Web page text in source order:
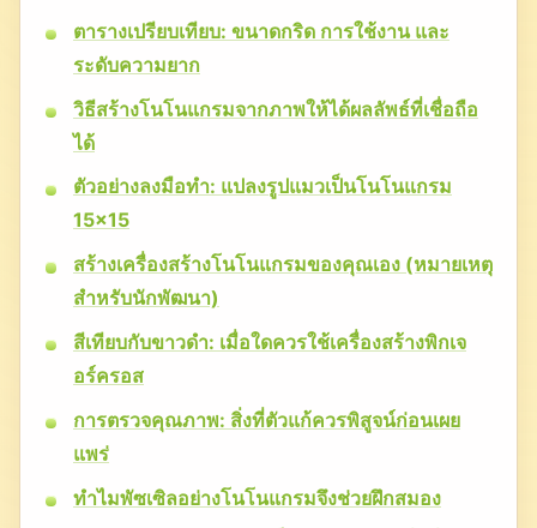
ตารางเปรียบเทียบ: ขนาดกริด การใช้งาน และ
ระดับความยาก
วิธีสร้างโนโนแกรมจากภาพให้ได้ผลลัพธ์ที่เชื่อถือ
ได้
ตัวอย่างลงมือทำ: แปลงรูปแมวเป็นโนโนแกรม
15×15
สร้างเครื่องสร้างโนโนแกรมของคุณเอง (หมายเหตุ
สำหรับนักพัฒนา)
สีเทียบกับขาวดำ: เมื่อใดควรใช้เครื่องสร้างพิกเจ
อร์ครอส
การตรวจคุณภาพ: สิ่งที่ตัวแก้ควรพิสูจน์ก่อนเผย
แพร่
ทำไมพัซเซิลอย่างโนโนแกรมจึงช่วยฝึกสมอง